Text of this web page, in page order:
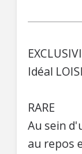
Idéal
RARE
Au sein
au repos